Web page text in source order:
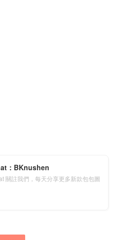
：BKnushen
關註我們，每天分享更多新款包包圖